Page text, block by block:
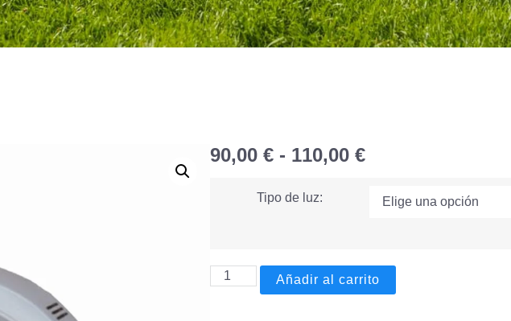
90,00 € - 110,00 €
Tipo de luz:
Añadir al carrito